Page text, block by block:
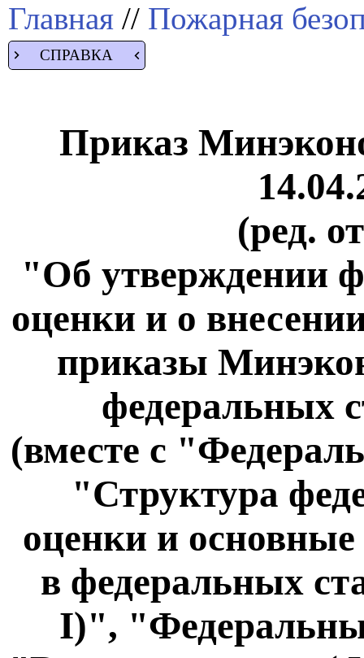
Главная // Пожарная
СПРАВКА
Приказ
(ред.
"Об утверждении
оценки и о
приказы
федеральных
(вместе с
"Структура
оценки и
в федеральных
I)",